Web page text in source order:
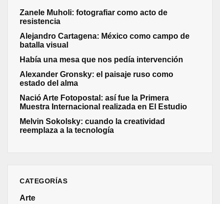
Zanele Muholi: fotografiar como acto de
resistencia
Alejandro Cartagena: México como campo de
batalla visual
Había una mesa que nos pedía intervención
Alexander Gronsky: el paisaje ruso como
estado del alma
Nació Arte Fotopostal: así fue la Primera
Muestra Internacional realizada en El Estudio
Melvin Sokolsky: cuando la creatividad
reemplaza a la tecnología
CATEGORÍAS
Arte